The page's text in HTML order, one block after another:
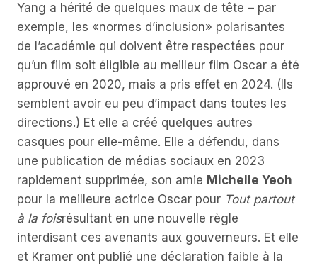
Yang a hérité de quelques maux de tête – par
exemple, les «normes d’inclusion» polarisantes
de l’académie qui doivent être respectées pour
qu’un film soit éligible au meilleur film Oscar a été
approuvé en 2020, mais a pris effet en 2024. (Ils
semblent avoir eu peu d’impact dans toutes les
directions.) Et elle a créé quelques autres
casques pour elle-même. Elle a défendu, dans
une publication de médias sociaux en 2023
rapidement supprimée, son amie Michelle Yeoh
pour la meilleure actrice Oscar pour Tout partout
à la foisrésultant en une nouvelle règle
interdisant ces avenants aux gouverneurs. Et elle
et Kramer ont publié une déclaration faible à la